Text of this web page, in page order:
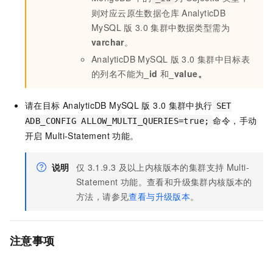
则对应云原生数据仓库 AnalyticDB
MySQL 版 3.0 集群中数据类型需为
varchar。
AnalyticDB MySQL 版 3.0 集群中目标表
的列名不能为 _id 和 _value。
请在目标 AnalyticDB MySQL 版 3.0 集群中执行 SET
ADB_CONFIG ALLOW_MULTI_QUERIES=true; 命令，手动
开启 Multi-Statement 功能。
说明 仅 3.1.9.3 及以上内核版本的集群支持 Multi-
Statement 功能。查看和升级集群内核版本的
方法，请参见查看与升级版本。
注意事项